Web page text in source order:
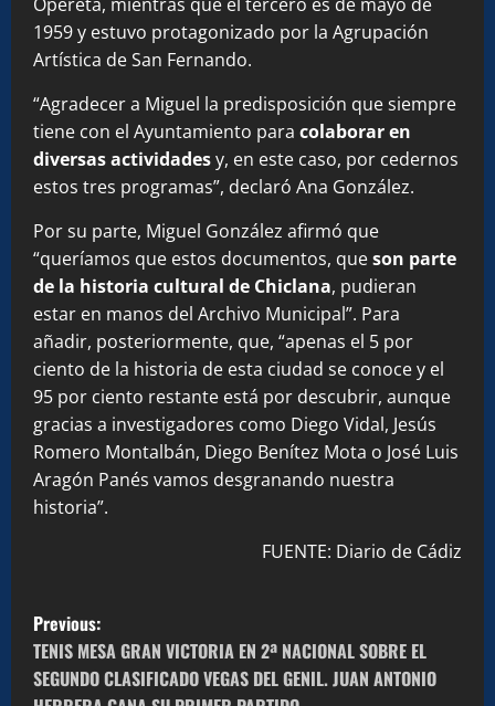
1959 y estuvo protagonizado por la Agrupación
Artística de San Fernando.
“Agradecer a Miguel la predisposición que siempre
tiene con el Ayuntamiento para colaborar en
diversas actividadesy, en este caso, por cedernos
estos tres programas”, declaró Ana González.
Por su parte, Miguel González afirmó que
“queríamos que estos documentos, queson parte
de la historia cultural de Chiclana, pudieran
estar en manos del Archivo Municipal”. Para
añadir, posteriormente, que, “apenas el 5 por
ciento de la historia de esta ciudad se conoce y el
95 por ciento restante está por descubrir, aunque
gracias a investigadores como Diego Vidal, Jesús
Romero Montalbán, Diego Benítez Mota o José Luis
Aragón Panés vamos desgranando nuestra
historia”.
FUENTE: Diario de Cádiz
P
o
Previous:
TENIS MESA GRAN VICTORIA EN 2ª NACIONAL SOBRE EL
SEGUNDO CLASIFICADO VEGAS DEL GENIL. JUAN ANTONIO